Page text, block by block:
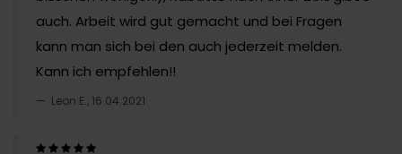
auch. Arbeit wird gut gemacht und bei Fragen
kann man sich bei den auch jederzeit melden.
Kann ich empfehlen!!
Leon E., 16.04.2021